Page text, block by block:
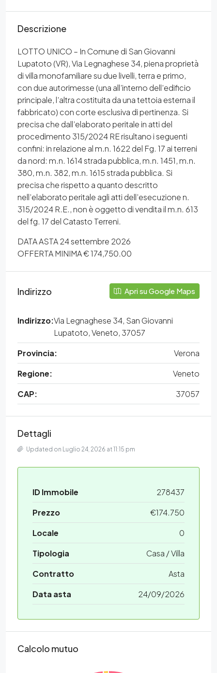
Descrizione
LOTTO UNICO – In Comune di San Giovanni
Lupatoto (VR), Via Legnaghese 34, piena proprietà
di villa monofamiliare su due livelli, terra e primo,
con due autorimesse (una all’interno dell’edificio
principale, l’altra costituita da una tettoia esterna il
fabbricato) con corte esclusiva di pertinenza. Si
precisa che dall’elaborato peritale in atti del
procedimento 315/2024 RE risultano i seguenti
confini: in relazione al m.n. 1622 del Fg. 17 ai terreni
da nord: m.n. 1614 strada pubblica, m.n. 1451, m.n.
380, m.n. 382, m.n. 1615 strada pubblica. Si
precisa che rispetto a quanto descritto
nell’elaborato peritale agli atti dell’esecuzione n.
315/2024 R.E., non è oggetto di vendita il m.n. 613
del fg. 17 del Catasto Terreni.
DATA ASTA 24 settembre 2026
OFFERTA MINIMA € 174,750.00
Indirizzo Apri su Google Maps
Indirizzo:Via Legnaghese 34, San Giovanni
Lupatoto, Veneto, 37057
Provincia:
Verona
Regione:
Veneto
CAP:
37057
Dettagli
Updated on Luglio 24, 2026 at 11:15 pm
ID Immobile
278437
Prezzo
€174.750
Locale
0
Tipologia
Casa / Villa
Contratto
Asta
Data asta
24/09/2026
Calcolo mutuo